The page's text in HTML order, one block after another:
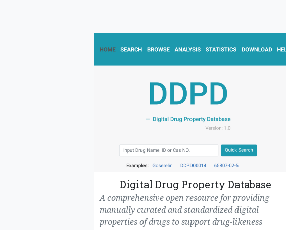
Digital Drug Property Database
A comprehensive open resource for providing
manually curated and standardized digital
properties of drugs to support drug-likeness